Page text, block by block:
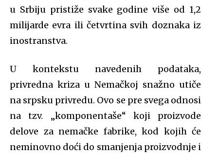
u Srbiju pristiže svake godine više od 1,2
milijarde evra ili četvrtina svih doznaka iz
inostranstva.
U kontekstu navedenih podataka,
privredna kriza u Nemačkoj snažno utiče
na srpsku privredu. Ovo se pre svega odnosi
na tzv. „komponentaše“ koji proizvode
delove za nemačke fabrike, kod kojih će
neminovno doći do smanjenja proizvodnje i